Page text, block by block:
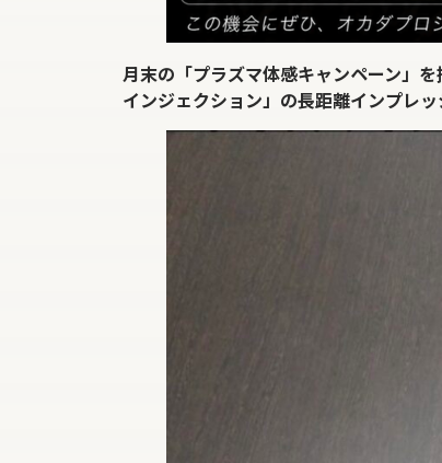
月末の「プラズマ体感キャンペーン」
インジェクション」の長距離インプレ